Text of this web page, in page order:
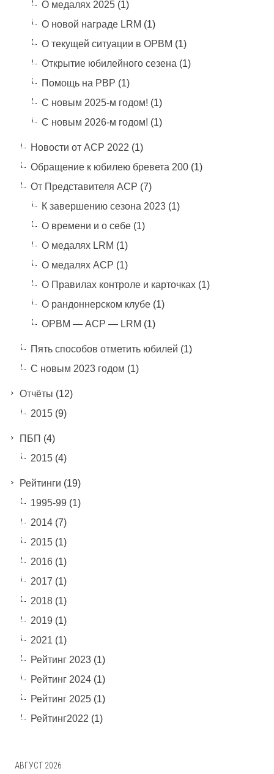
О медалях 2025(1)
О новой награде LRM (1)
О текущей ситуации в ОРВМ (1)
Открытие юбилейного сезена(1)
Помощь на РВР (1)
С новым 2025-м годом! (1)
С новым 2026-м годом! (1)
Новости от АСР 2022 (1)
Обращение к юбилею бревета 200(1)
От Представителя АСР (7)
К завершению сезона 2023(1)
О времени и о себе(1)
О медалях LRM (1)
О медалях АСР (1)
О Правилах контроле и карточках(1)
О рандоннерском клубе(1)
ОРВМ — АСР — LRM (1)
Пять способов отметить юбилей (1)
С новым 2023 годом (1)
Отчёты (12)
2015(9)
ПБП (4)
2015(4)
Рейтинги (19)
1995-99 (1)
2014(7)
2015(1)
2016(1)
2017 (1)
2018(1)
2019 (1)
2021(1)
Рейтинг 2023(1)
Рейтинг 2024(1)
Рейтинг 2025(1)
Рейтинг2022 (1)
АВГУСТ 2026